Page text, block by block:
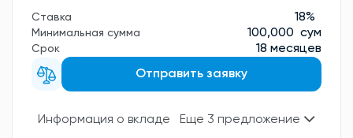
Ставка 18%
Минимальная сумма 100,000 сум
Срок
18 месяцев
Отправить заявку
Информация о вкладе Еще 3 предложение